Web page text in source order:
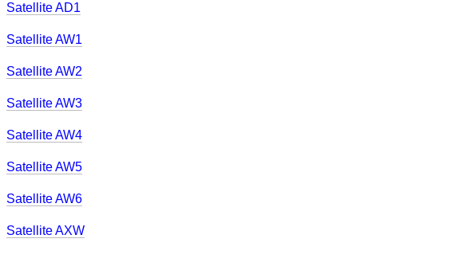
Satellite AD1
Satellite AW1
Satellite AW2
Satellite AW3
Satellite AW4
Satellite AW5
Satellite AW6
Satellite AXW